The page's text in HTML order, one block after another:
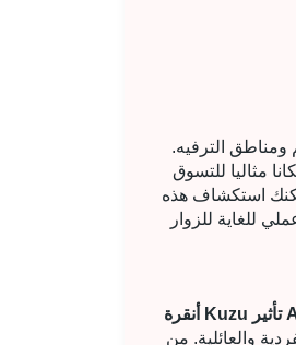
ومناطق الترفيه.
مثاليا للتسوق
استكشاف هذه
للغاية للزوار
والعائلية. من